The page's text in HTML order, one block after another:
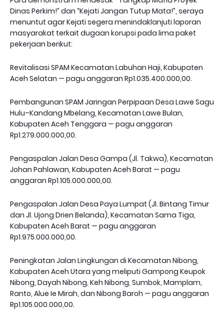
Dinas Perkim!” dan “Kejati Jangan Tutup Mata!”, seraya
menuntut agar Kejati segera menindaklanjuti laporan
masyarakat terkait dugaan korupsi pada lima paket
pekerjaan berikut:
Revitalisasi SPAM Kecamatan Labuhan Haji, Kabupaten
Aceh Selatan — pagu anggaran Rp1.035.400.000,00.
Pembangunan SPAM Jaringan Perpipaan Desa Lawe Sagu
Hulu–Kandang Mbelang, Kecamatan Lawe Bulan,
Kabupaten Aceh Tenggara — pagu anggaran
Rp1.279.000.000,00.
Pengaspalan Jalan Desa Gampa (Jl. Takwa), Kecamatan
Johan Pahlawan, Kabupaten Aceh Barat — pagu
anggaran Rp1.105.000.000,00.
Pengaspalan Jalan Desa Paya Lumpat (Jl. Bintang Timur
dan Jl. Ujong Drien Belanda), Kecamatan Sama Tiga,
Kabupaten Aceh Barat — pagu anggaran
Rp1.975.000.000,00.
Peningkatan Jalan Lingkungan di Kecamatan Nibong,
Kabupaten Aceh Utara yang meliputi Gampong Keupok
Nibong, Dayah Nibong, Keh Nibong, Sumbok, Mamplam,
Ranto, Alue Ie Mirah, dan Nibong Baroh — pagu anggaran
Rp1.105.000.000,00.